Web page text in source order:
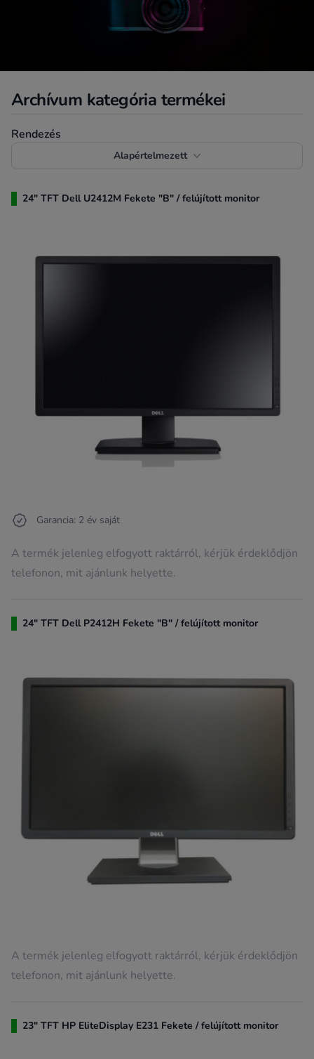
Archívum kategória termékei
Termékek rendezése
Rendezés
Alapértelmezett
24" TFT Dell U2412M Fekete "B" / felújított monitor
Garancia: 2 év saját
A termék jelenleg elfogyott raktárról, kérjük érdeklődjön
telefonon, mit ajánlunk helyette.
24" TFT Dell P2412H Fekete "B" / felújított monitor
A termék jelenleg elfogyott raktárról, kérjük érdeklődjön
telefonon, mit ajánlunk helyette.
23" TFT HP EliteDisplay E231 Fekete / felújított monitor